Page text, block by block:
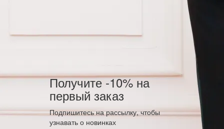
Получите -10% на
первый заказ
Подпишитесь на рассылку, чтобы
узнавать о новинках